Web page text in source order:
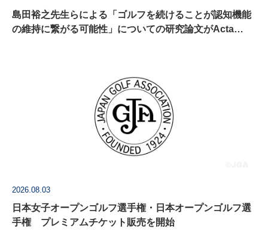
島田裕之先生らによる「ゴルフを続けることが認知機能
の維持に繋がる可能性」についての研究論文がActa
2026.08.03
日本女子オープンゴルフ選手権・日本オープンゴルフ選
手権 プレミアムチケット販売を開始